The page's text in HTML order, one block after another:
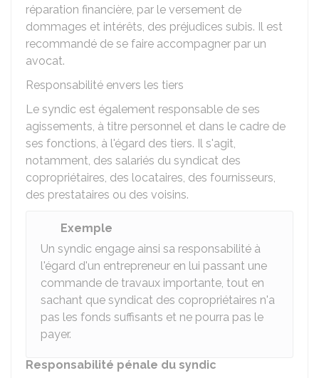
réparation financière, par le versement de
dommages et intérêts, des préjudices subis. Il est
recommandé de se faire accompagner par un
avocat.
Responsabilité envers les tiers
Le syndic est également responsable de ses
agissements, à titre personnel et dans le cadre de
ses fonctions, à l'égard des tiers. Il s'agit,
notamment, des salariés du syndicat des
copropriétaires, des locataires, des fournisseurs,
des prestataires ou des voisins.
Exemple
Un syndic engage ainsi sa responsabilité à
l'égard d'un entrepreneur en lui passant une
commande de travaux importante, tout en
sachant que syndicat des copropriétaires n'a
pas les fonds suffisants et ne pourra pas le
payer.
Responsabilité pénale du syndic